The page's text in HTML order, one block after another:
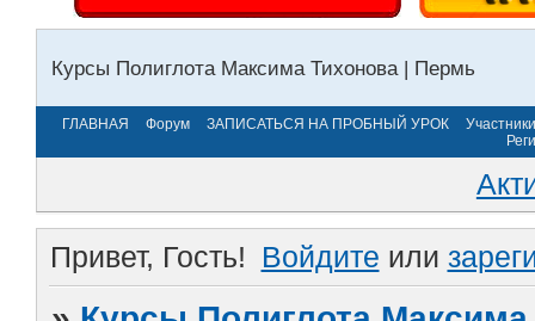
Курсы Полиглота Максима Тихонова | Пермь
ГЛАВНАЯ Форум ЗАПИСАТЬСЯ НА ПРОБНЫЙ УРОК
Участники
Привет, Гость! Войдите или